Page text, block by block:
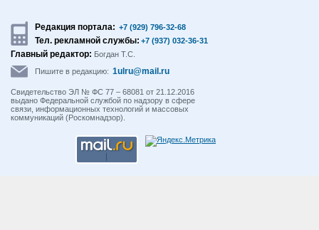
Редакция портала: +7 (929) 796-32-68
Тел. рекламной службы: +7 (937) 032-36-31
Главный редактор: Богдан Т.С.
Пишите в редакцию: 1ulru@mail.ru
Свидетельство ЭЛ № ФС 77 – 68081 от 21.12.2016
выдано Федеральной службой по надзору в сфере
связи, информационных технологий и массовых
коммуникаций (Роскомнадзор).